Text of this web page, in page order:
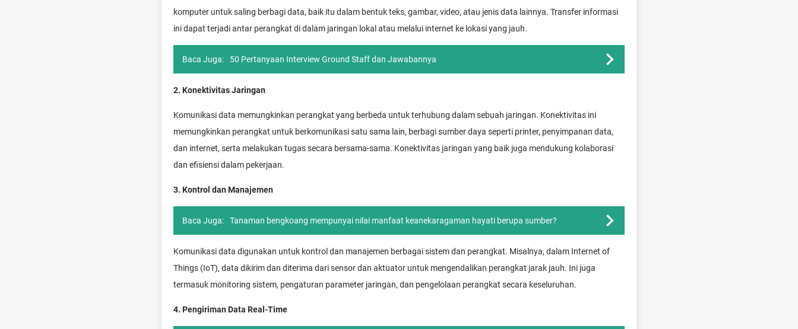
komputer untuk saling berbagi data, baik itu dalam bentuk teks, gambar, video, atau jenis data lainnya. Transfer informasi
ini dapat terjadi antar perangkat di dalam jaringan lokal atau melalui internet ke lokasi yang jauh.
Baca Juga: 50 Pertanyaan Interview Ground Staff dan Jawabannya
2. Konektivitas Jaringan
Komunikasi data memungkinkan perangkat yang berbeda untuk terhubung dalam sebuah jaringan. Konektivitas ini
memungkinkan perangkat untuk berkomunikasi satu sama lain, berbagi sumber daya seperti printer, penyimpanan data,
dan internet, serta melakukan tugas secara bersama-sama. Konektivitas jaringan yang baik juga mendukung kolaborasi
dan efisiensi dalam pekerjaan.
3. Kontrol dan Manajemen
Baca Juga: Tanaman bengkoang mempunyai nilai manfaat keanekaragaman hayati berupa sumber?
Komunikasi data digunakan untuk kontrol dan manajemen berbagai sistem dan perangkat. Misalnya, dalam Internet of
Things (IoT), data dikirim dan diterima dari sensor dan aktuator untuk mengendalikan perangkat jarak jauh. Ini juga
termasuk monitoring sistem, pengaturan parameter jaringan, dan pengelolaan perangkat secara keseluruhan.
4. Pengiriman Data Real-Time